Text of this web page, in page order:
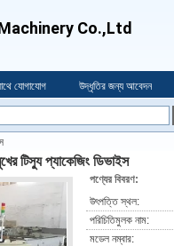
Co.,Ltd
যোগাযোগ উদ্ধৃতির জন্য আবেদন
টিস্যু প্যাকেজিং ডিভাইস
পণ্যের বিবরণ:
উৎপত্তি স্থল:
পরিচিতিমুলক নাম:
মডেল নম্বার: